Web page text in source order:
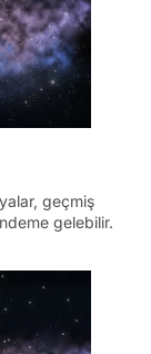
geçmiş
gelebilir.